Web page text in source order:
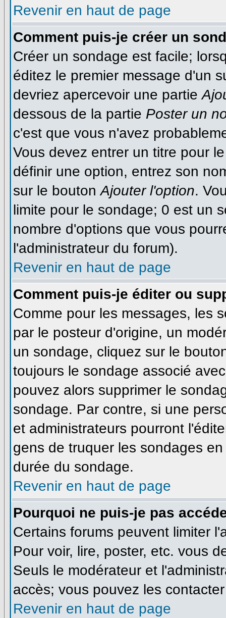
Revenir en haut de page
Comment puis-je créer un
Créer un sondage est facile;
éditez le premier message d'un
devriez apercevoir une partie
dessous de la partie Poster un
c'est que vous n'avez
Vous devez entrer un titre pour
définir une option, entrez son
sur le boutonAjouter l'option.
limite pour le sondage; 0 est un
nombre d'options que vous
l'administrateur du forum).
Revenir en haut de page
Comment puis-je éditer ou
Comme pour les messages, les
par le posteur d'origine, un
un sondage, cliquez sur le
toujours le sondage associé
pouvez alors supprimer le
sondage. Par contre, si une
et administrateurs pourront
gens de truquer les sondages
durée du sondage.
Revenir en haut de page
Pourquoi ne puis-je pas
Certains forums peuvent limiter
Pour voir, lire, poster, etc. vous
Seuls le modérateur et
accès; vous pouvez les
Revenir en haut de page